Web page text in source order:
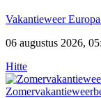
Vakantieweer
06 augustus 2026,
Hitte